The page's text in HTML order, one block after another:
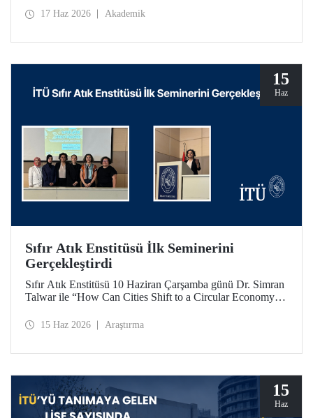
Geri Dönüşümü ve Geri Dönüştürülmüş PET İçeriğinin
desteklenmeye hak kazandı.
17 Haz 2026 Akademik
15
Haz
Sıfır Atık Enstitüsü İlk Seminerini
Gerçekleştirdi
Sıfır Atık Enstitüsü 10 Haziran Çarşamba günü Dr. Simran
Talwar ile “How Can Cities Shift to a Circular Economy? -
başlıklı seminerini verdi.
15 Haz 2026 Araştırma
15
Haz